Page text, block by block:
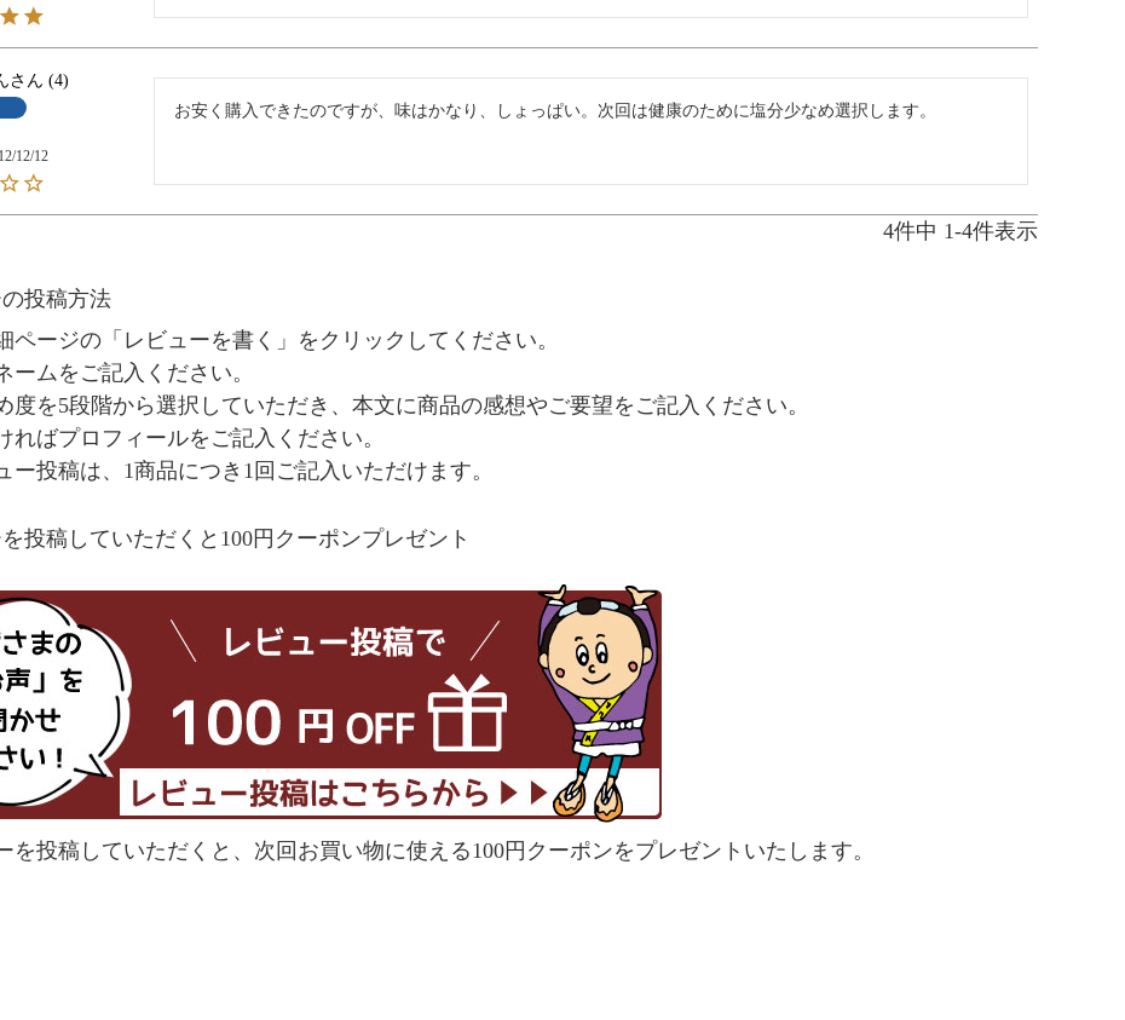
4
12/12
お安く購入できたのですが、味はかなり、しょっぱい。次回は健康のために塩分少なめ選択します。
4件中 1-4件表示
投稿方法
ページの「レビューを書く」をクリックしてください。
ームをご記入ください。
度を5段階から選択していただき、本文に商品の感想やご要望をご記入ください。
ればプロフィールをご記入ください。
ー投稿は、1商品につき1回ご記入いただけます。
投稿していただくと100円クーポンプレゼント
を投稿していただくと、次回お買い物に使える100円クーポンをプレゼントいたします。